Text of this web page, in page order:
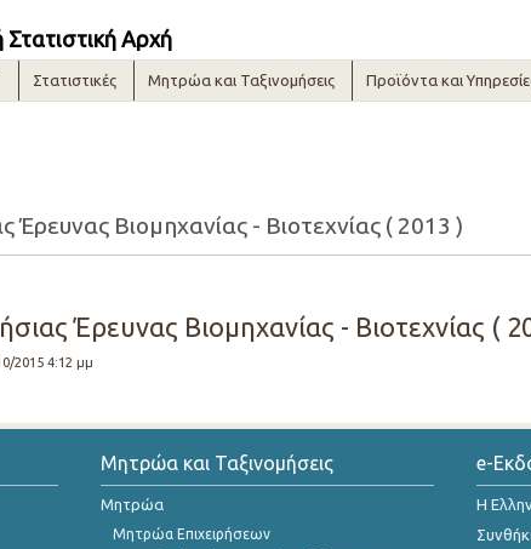
Στατιστική Αρχή
Στατιστικές Μητρώα και Ταξινομήσεις Προϊόντα και
Έρευνας Βιομηχανίας - Βιοτεχνίας ( 2013 )
Έρευνας Βιομηχανίας - Βιοτεχνίας (
2015 4:12 μμ
Μητρώα και Ταξινομήσεις
Μητρώα
Μητρώα Επιχειρήσεων
e-
Η